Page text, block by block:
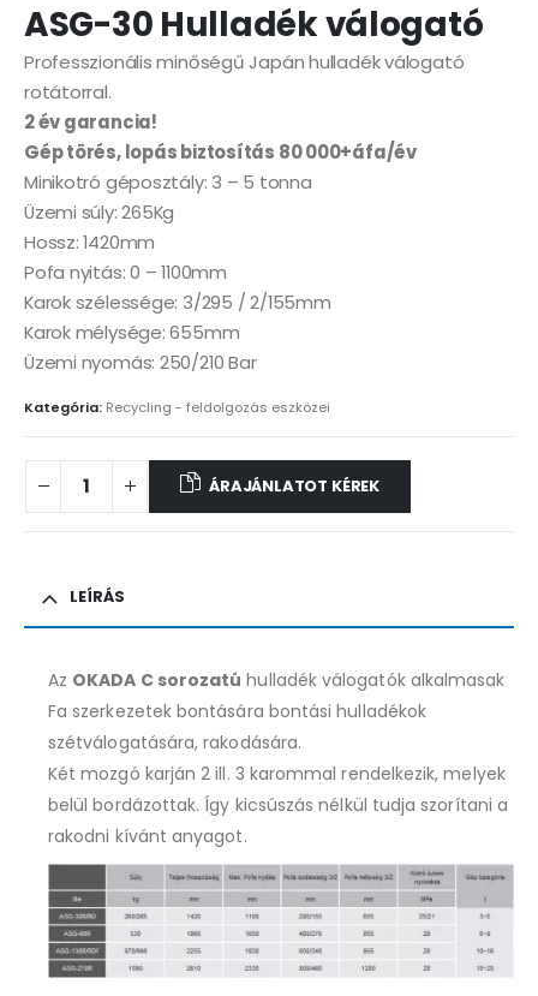
ASG-30 Hulladék válogató
Professzionális minőségű Japán hulladék válogató
rotátorral.
2 év garancia!
Gép törés, lopás biztosítás 80 000+áfa/év
Minikotró géposztály: 3 – 5 tonna
Üzemi súly: 265Kg
Hossz: 1420mm
Pofa nyitás: 0 – 1100mm
Karok szélessége: 3/295 / 2/155mm
Karok mélysége: 655mm
Üzemi nyomás: 250/210 Bar
Kategória: Recycling - feldolgozás eszközei
ÁRAJÁNLATOT KÉREK
LEÍRÁS
Az OKADA C sorozatú hulladék válogatók alkalmasak
Fa szerkezetek bontására bontási hulladékok
szétválogatására, rakodására.
Két mozgó karján 2 ill. 3 karommal rendelkezik, melyek
belül bordázottak. Így kicsúszás nélkül tudja szorítani a
rakodni kívánt anyagot.